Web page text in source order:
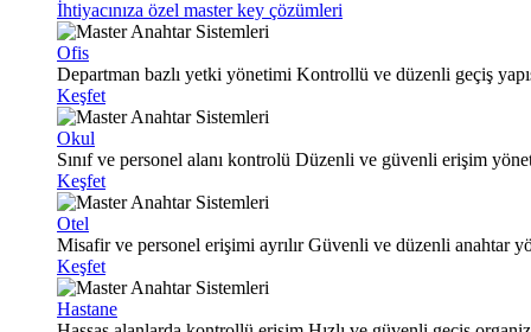
İhtiyacınıza özel master key çözümleri
Ofis
Departman bazlı yetki yönetimi Kontrollü ve düzenli geçiş
Keşfet
Okul
Sınıf ve personel alanı kontrolü Düzenli ve güvenli erişim
Keşfet
Otel
Misafir ve personel erişimi ayrılır Güvenli ve düzenli anahtar
Keşfet
Hastane